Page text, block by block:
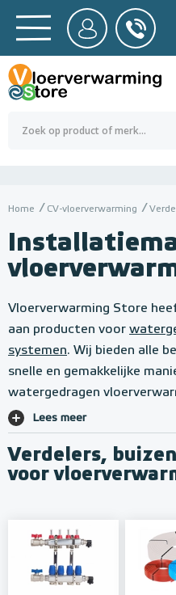
BTW
0,00
Home CV-vloerverwarming
Vloerverwarming Store
aan producten voor
systemen. Wij bieden alle
snelle en gemakkelijke
watergedragen
Lees meer
Verdelers,
voor